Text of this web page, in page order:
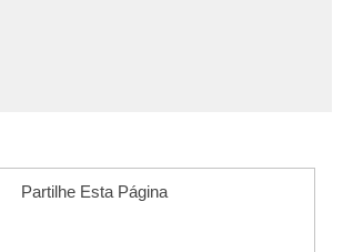
Partilhe Esta Página